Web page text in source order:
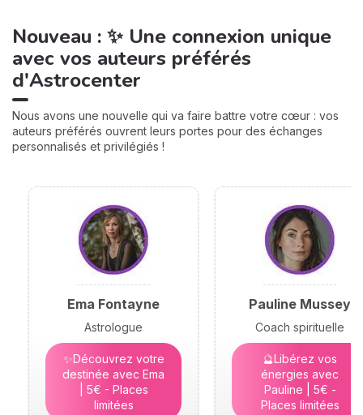
Nouveau : ✨ Une connexion unique
avec vos auteurs préférés
d'Astrocenter
Nous avons une nouvelle qui va faire battre votre cœur : vos
auteurs préférés ouvrent leurs portes pour des échanges
personnalisés et privilégiés !
Ema Fontayne
Astrologue
✨Découvrez votre
destinée avec Ema
| 5€ - Places
limitées
Pauline Mussey
Coach spirituelle
🔮Libérez vos
énergies avec
Pauline | 5€ -
Places limitées